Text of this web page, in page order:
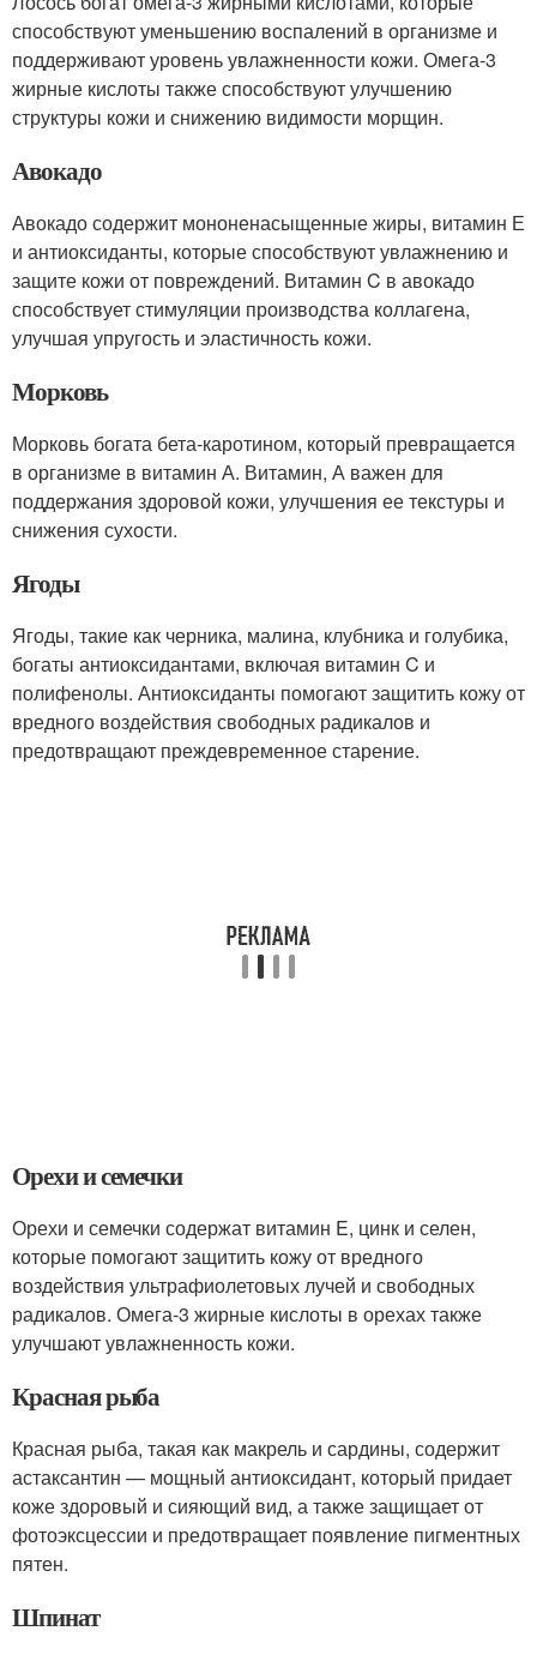
способствуют уменьшению воспалений в организме и
поддерживают уровень увлажненности кожи. Омега-3
жирные кислоты также способствуют улучшению
структуры кожи и снижению видимости морщин.
Авокадо
Авокадо содержит мононенасыщенные жиры, витамин Е
и антиоксиданты, которые способствуют увлажнению и
защите кожи от повреждений. Витамин C в авокадо
способствует стимуляции производства коллагена,
улучшая упругость и эластичность кожи.
Морковь
Морковь богата бета-каротином, который превращается
в организме в витамин А. Витамин, А важен для
поддержания здоровой кожи, улучшения ее текстуры и
снижения сухости.
Ягоды
Ягоды, такие как черника, малина, клубника и голубика,
богаты антиоксидантами, включая витамин C и
полифенолы. Антиоксиданты помогают защитить кожу от
вредного воздействия свободных радикалов и
предотвращают преждевременное старение.
Орехи и семечки
Орехи и семечки содержат витамин E, цинк и селен,
которые помогают защитить кожу от вредного
воздействия ультрафиолетовых лучей и свободных
радикалов. Омега-3 жирные кислоты в орехах также
улучшают увлажненность кожи.
Красная рыба
Красная рыба, такая как макрель и сардины, содержит
астаксантин — мощный антиоксидант, который придает
коже здоровый и сияющий вид, а также защищает от
фотоэксцессии и предотвращает появление пигментных
пятен.
Шпинат